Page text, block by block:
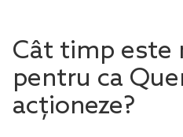
Cât timp este
pentru ca
acționeze?